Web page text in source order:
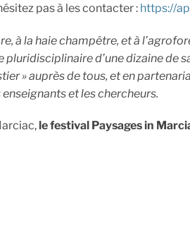
pas à les contacter : https://
à la haie champêtre, et à
d’une dizaine de
» auprès de tous, et en
et les chercheurs.
le festival Paysages in